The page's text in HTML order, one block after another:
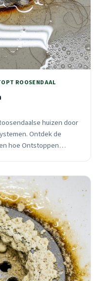
ROOSENDAAL
huizen door
Ontdek de
hoe Ontstoppen